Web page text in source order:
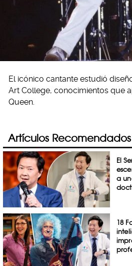
El icónico cantante estudió
Art College, conocimientos que
Queen.
Artículos Recomendados
El
a
18